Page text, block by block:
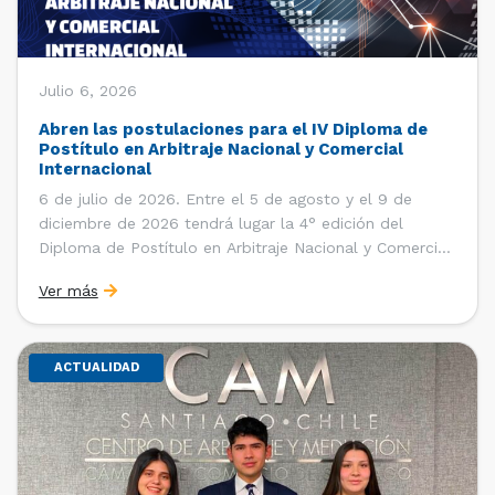
Julio 6, 2026
Abren las postulaciones para el IV Diploma de
Postítulo en Arbitraje Nacional y Comercial
Internacional
6 de julio de 2026. Entre el 5 de agosto y el 9 de
diciembre de 2026 tendrá lugar la 4° edición del
Diploma de Postítulo en Arbitraje Nacional y Comercial
Derecho Internacional de la Facultad de Derecho de la
Universidad de Chile y […]
Ver más
ACTUALIDAD